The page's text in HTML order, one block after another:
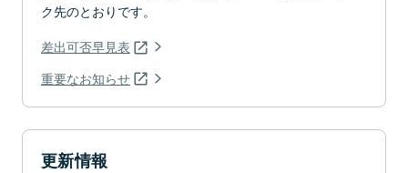
ク先のとおりです。
差出可否早見表
重要なお知らせ
更新情報